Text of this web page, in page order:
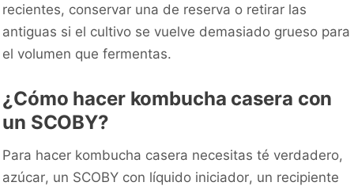
recientes, conservar una de reserva o retirar las
antiguas si el cultivo se vuelve demasiado grueso para
el volumen que fermentas.
¿Cómo hacer kombucha casera con
un SCOBY?
Para hacer kombucha casera necesitas té verdadero,
azúcar, un SCOBY con líquido iniciador, un recipiente